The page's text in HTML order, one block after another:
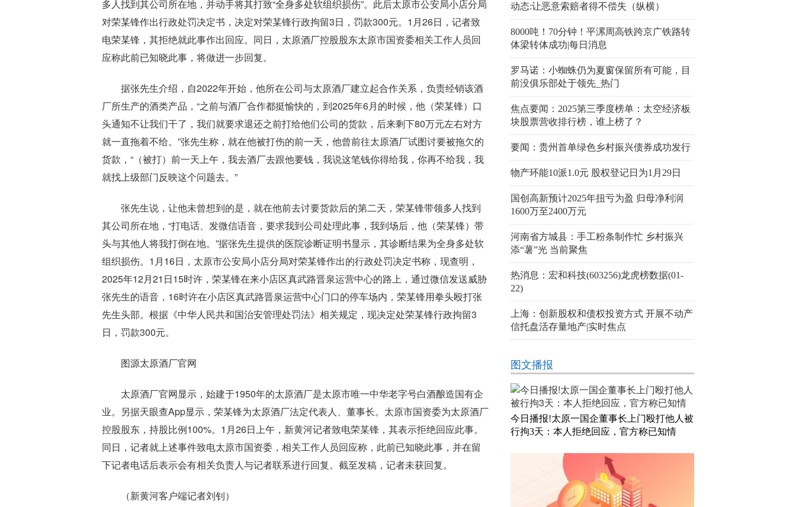
多人找到其公司所在地，并动手将其打致“全身多处软组织损伤”。此后太原市公安局小店分局
对荣某锋作出行政处罚决定书，决定对荣某锋行政拘留3日，罚款300元。1月26日，记者致
电荣某锋，其拒绝就此事作出回应。同日，太原酒厂控股股东太原市国资委相关工作人员回
应称此前已知晓此事，将做进一步回复。
据张先生介绍，自2022年开始，他所在公司与太原酒厂建立起合作关系，负责经销该酒
厂所生产的酒类产品，“之前与酒厂合作都挺愉快的，到2025年6月的时候，他（荣某锋）口
头通知不让我们干了，我们就要求退还之前打给他们公司的货款，后来剩下80万元左右对方
就一直拖着不给。”张先生称，就在他被打伤的前一天，他曾前往太原酒厂试图讨要被拖欠的
货款，“（被打）前一天上午，我去酒厂去跟他要钱，我说这笔钱你得给我，你再不给我，我
就找上级部门反映这个问题去。”
张先生说，让他未曾想到的是，就在他前去讨要货款后的第二天，荣某锋带领多人找到
其公司所在地，“打电话、发微信语音，要求我到公司处理此事，我到场后，他（荣某锋）带
头与其他人将我打倒在地。”据张先生提供的医院诊断证明书显示，其诊断结果为全身多处软
组织损伤。1月16日，太原市公安局小店分局对荣某锋作出的行政处罚决定书称，现查明，
2025年12月21日15时许，荣某锋在来小店区真武路晋泉运营中心的路上，通过微信发送威胁
张先生的语音，16时许在小店区真武路晋泉运营中心门口的停车场内，荣某锋用拳头殴打张
先生头部。根据《中华人民共和国治安管理处罚法》相关规定，现决定处荣某锋行政拘留3
日，罚款300元。
图源太原酒厂官网
太原酒厂官网显示，始建于1950年的太原酒厂是太原市唯一中华老字号白酒酿造国有企
业。另据天眼查App显示，荣某锋为太原酒厂法定代表人、董事长。太原市国资委为太原酒厂
控股股东，持股比例100%。1月26日上午，新黄河记者致电荣某锋，其表示拒绝回应此事。
同日，记者就上述事件致电太原市国资委，相关工作人员回应称，此前已知晓此事，并在留
下记者电话后表示会有相关负责人与记者联系进行回复。截至发稿，记者未获回复。
（新黄河客户端记者刘钊）
动态:让恶意索赔者得不偿失（纵横）
8000吨！70分钟！平漯周高铁跨京广铁路转
体梁转体成功|每日消息
罗马诺：小蜘蛛仍为夏窗保留所有可能，目
前没俱乐部处于领先_热门
焦点要闻：2025第三季度榜单：太空经济板
块股票营收排行榜，谁上榜了？
要闻：贵州首单绿色乡村振兴债券成功发行
物产环能10派1.0元 股权登记日为1月29日
国创高新预计2025年扭亏为盈 归母净利润
1600万至2400万元
河南省方城县：手工粉条制作忙 乡村振兴
添“薯”光 当前聚焦
热消息：宏和科技(603256)龙虎榜数据(01-
22)
上海：创新股权和债权投资方式 开展不动产
信托盘活存量地产|实时焦点
图文播报
今日播报!太原一国企董事长上门殴打他人被
行拘3天：本人拒绝回应，官方称已知情